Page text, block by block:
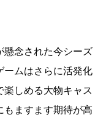
念された今シーズ
ームはさらに活発化
しめる大物キャス
ますます期待が高